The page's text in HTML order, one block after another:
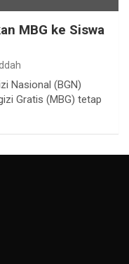
MBG ke Siswa
Nasional (BGN)
Gratis (MBG) tetap